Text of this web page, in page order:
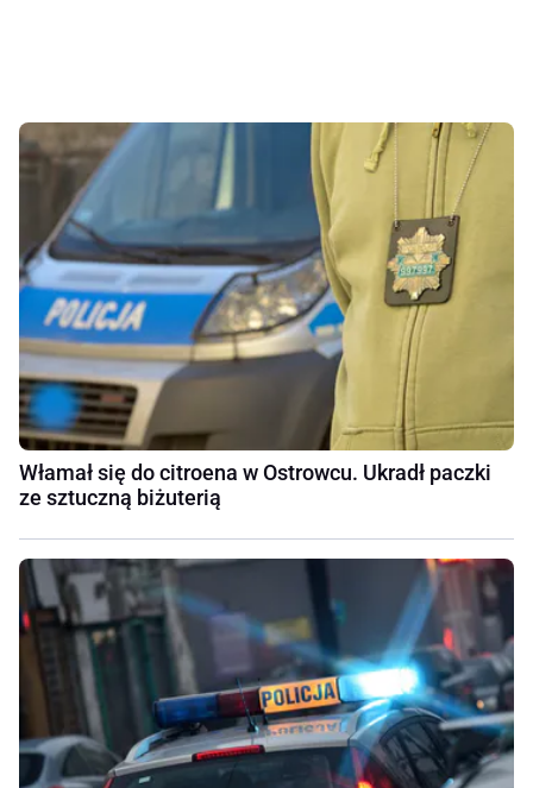
Włamał się do citroena w Ostrowcu. Ukradł paczki
ze sztuczną biżuterią